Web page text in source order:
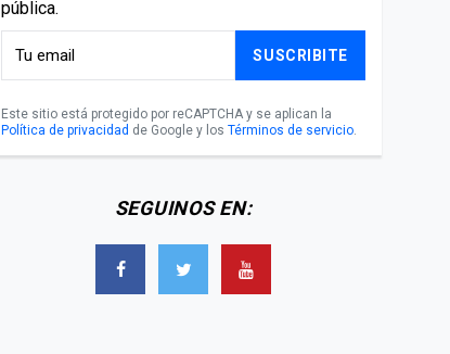
pública.
SUSCRIBITE
Este sitio está protegido por reCAPTCHA y se aplican la
Política de privacidad de Google y los Términos de servicio.
SEGUINOS EN: